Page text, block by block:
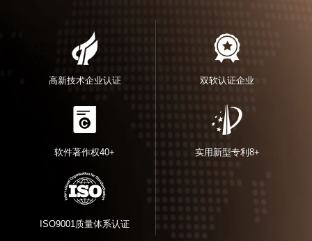
高新技术企业认证 双软认证企业
软件著作权40+ 实用新型专利8+
ISO9001质量体系认证